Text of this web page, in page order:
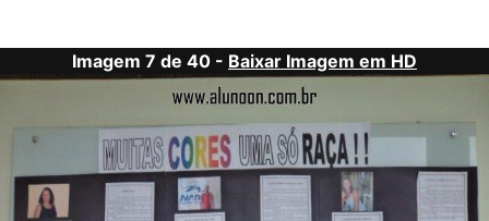
Imagem 7 de 40 - Baixar Imagem em HD